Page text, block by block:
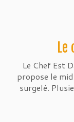
Le Chef Est
propose le
surgelé.